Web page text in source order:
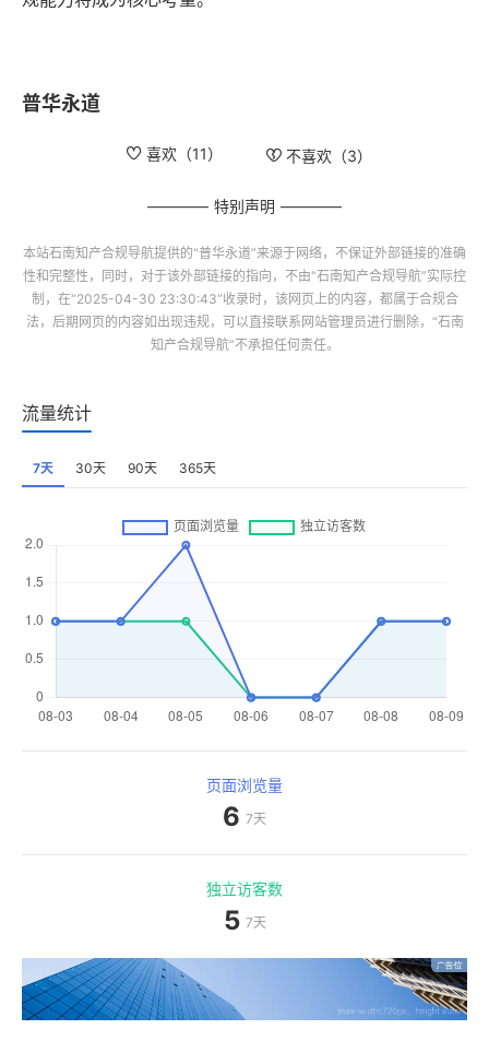
普华永道
喜欢（11） 不喜欢（3）
特别声明
本站石南知产合规导航提供的“普华永道”来源于网络，不保证外部链接的准确
性和完整性，同时，对于该外部链接的指向，不由“石南知产合规导航”实际控
制，在“2025-04-30 23:30:43”收录时，该网页上的内容，都属于合规合
法，后期网页的内容如出现违规，可以直接联系网站管理员进行删除，“石南
知产合规导航”不承担任何责任。
流量统计
7天 30天 90天 365天
页面浏览量
6 7天
独立访客数
5 7天